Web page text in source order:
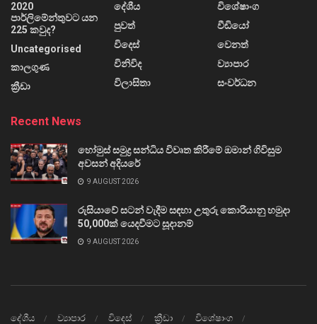
2020
පාර්ලිමේන්තුවට යන
225 කවුද?
Uncategorised
කාලගුණ
ක්‍රීඩා
දේශීය
පුවත්
විදෙස්
විනිවිද
විලාසිතා
විශේෂාංග
වීඩියෝ
වෙනත්
ව්‍යාපාර
සංවර්ධන
Recent News
හෝමුස් සමුද්‍ර සන්ධිය විවෘත කිරීමේ ඔමාන් ගිවිසුම
අවසන් අදියරේ
9 AUGUST 2026
රුසියාවේ සටන් වැදීම සඳහා උතුරු කොරියානු හමුදා
50,000ක් යෙදවීමට සූදානම්
9 AUGUST 2026
දේශීය ව්‍යාපාර විදෙස් ක්‍රීඩා විශේෂාංග